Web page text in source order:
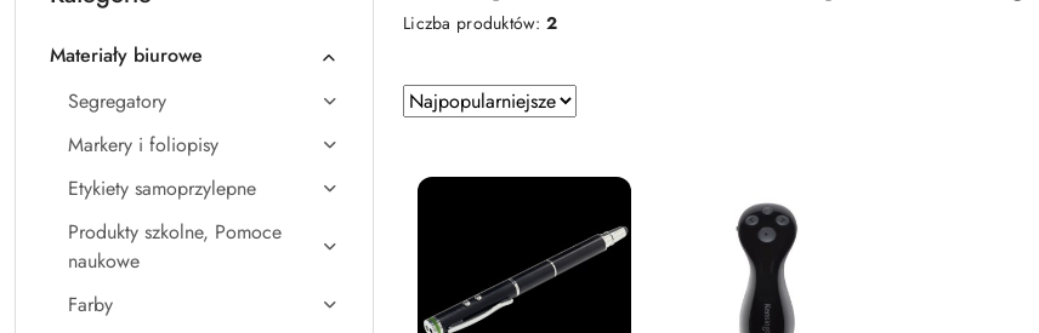
Materiały biurowe
Segregatory
Markery i foliopisy
Etykiety samoprzylepne
Produkty szkolne, Pomoce
naukowe
Farby
Liczba produktów:2
Zastosowano
sortowanie:
Sortuj
według